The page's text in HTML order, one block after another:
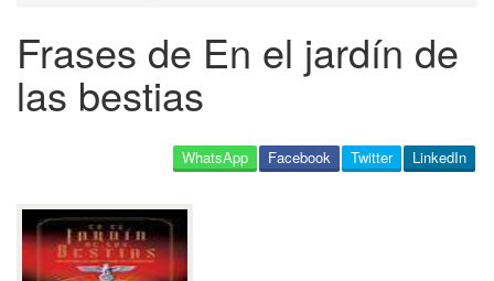
Frases de En el jardín de
las bestias
LinkedIn
Twitter
Facebook
WhatsApp